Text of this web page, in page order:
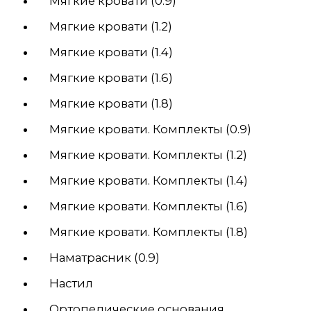
Мягкие кровати (1.2)
Мягкие кровати (1.4)
Мягкие кровати (1.6)
Мягкие кровати (1.8)
Мягкие кровати. Комплекты (0.9)
Мягкие кровати. Комплекты (1.2)
Мягкие кровати. Комплекты (1.4)
Мягкие кровати. Комплекты (1.6)
Мягкие кровати. Комплекты (1.8)
Наматрасник (0.9)
Настил